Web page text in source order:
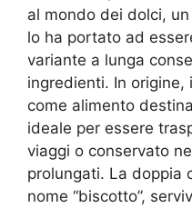
al mondo dei dolci,
lo ha portato ad
variante a lunga
ingredienti. In
come alimento
ideale per essere
viaggi o conservato
prolungati. La doppia
nome “biscotto”,